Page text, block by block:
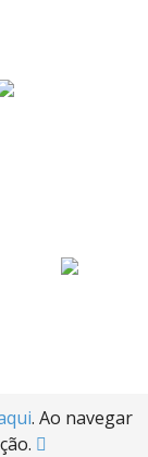
. Ao navegar